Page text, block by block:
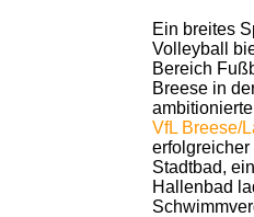
Ein breites
Volleyball
Bereich
Breese in
VfL Breese/
Stadtbad,
Hallenbad